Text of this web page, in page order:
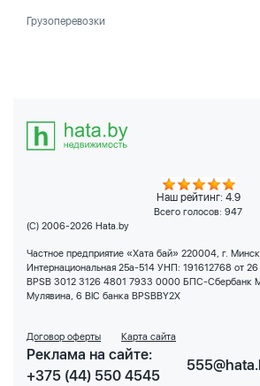
Грузоперевозки
Наш рейтинг: 4.9
Всего голосов: 947
(C) 2006-2026 Hata.by
Частное предприятие «Хата бай» 220004, г.
Интернациональная 25а-514 УНП: 191612768 от
BPSB 3012 3126 4801 7933 0000 БПС-Сбербанк
Мулявина, 6 BIC банка BPSBBY2X
Договор оферты Карта сайта
Реклама на сайте:
+375 (44) 550 4545